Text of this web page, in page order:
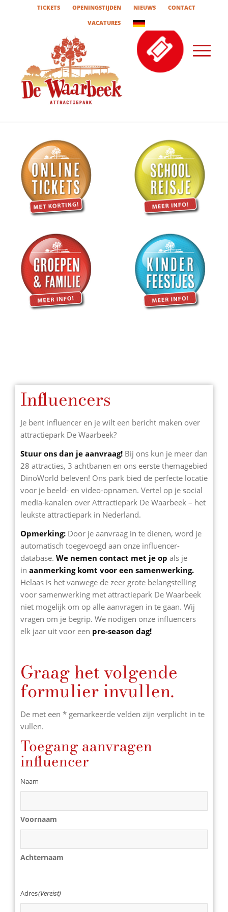
TICKETS OPENINGSTIJDEN NIEUWS
CONTACT
VACATURES
Influencers
Je bent influencer en je wilt een bericht maken over
attractiepark De Waarbeek?
Stuur ons dan je aanvraag! Bij ons kun je meer dan
28 attracties, 3 achtbanen en ons eerste themagebied
DinoWorld beleven! Ons park bied de perfecte locatie
voor je beeld- en video-opnamen. Vertel op je social
media-kanalen over Attractiepark De Waarbeek – het
leukste attractiepark in Nederland.
Opmerking: Door je aanvraag in te dienen, word je
automatisch toegevoegd aan onze influencer-
database. We nemen contact met je op als je
in aanmerking komt voor een samenwerking.
Helaas is het vanwege de zeer grote belangstelling
voor samenwerking met attractiepark De Waarbeek
niet mogelijk om op alle aanvragen in te gaan. Wij
vragen om je begrip. We nodigen onze influencers
elk jaar uit voor een pre-season dag!
Graag het volgende
formulier invullen.
De met een * gemarkeerde velden zijn verplicht in te
vullen.
Toegang aanvragen
influencer
Naam
Voornaam
Achternaam
Adres(Vereist)